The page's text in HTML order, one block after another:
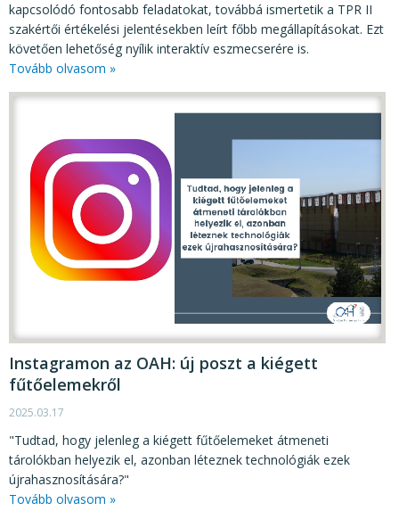
kapcsolódó fontosabb feladatokat, továbbá ismertetik a TPR II
szakértői értékelési jelentésekben leírt főbb megállapításokat. Ezt
követően lehetőség nyílik interaktív eszmecserére is.
Tovább olvasom »
Instagramon az OAH: új poszt a kiégett
fűtőelemekről
2025.03.17
"Tudtad, hogy jelenleg a kiégett fűtőelemeket átmeneti
tárolókban helyezik el, azonban léteznek technológiák ezek
újrahasznosítására?"
Tovább olvasom »